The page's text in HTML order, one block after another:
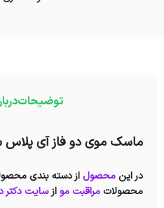
توضیحات
ماسک موی دو فاز آی پلاس
در این محصول از دسته بندی
محصولات مراقبت مو ازسایت دکتر